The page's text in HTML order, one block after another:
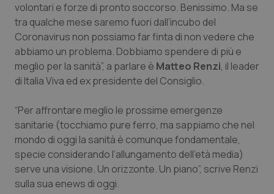
Friuli Venezia Giulia
Lazio
Liguria
Lombardia
Marche
Molise
Dermatite Atopica
Diabete & glucometri
Disturbi dell’umore
Dolore
Donna & Salute
Epatiti
volontari e forze di pronto soccorso. Benissimo. Ma se
tra qualche mese saremo fuori dall’incubo del
Coronavirus non possiamo far finta di non vedere che
abbiamo un problema. Dobbiamo spendere di più e
meglio per la sanità”, a parlare è Matteo Renzi, il leader
di Italia Viva ed ex presidente del Consiglio.
“Per affrontare meglio le prossime emergenze
sanitarie (tocchiamo pure ferro, ma sappiamo che nel
mondo di oggi la sanità è comunque fondamentale,
specie considerando l’allungamento dell’età media)
serve una visione. Un orizzonte. Un piano”, scrive Renzi
sulla sua enews di oggi.